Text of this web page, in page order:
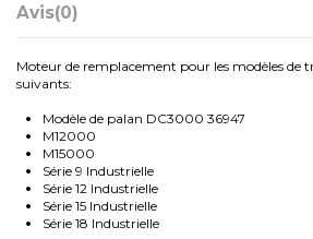
Avis(0)
Moteur de remplacement pour les modèles de
suivants:
Modèle de palan DC3000 36947
M12000
M15000
Série 9 Industrielle
Série 12 Industrielle
Série 15 Industrielle
Série 18 Industrielle